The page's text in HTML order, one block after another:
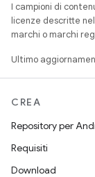
I campioni di
licenze descritte
marchi o marchi
Ultimo
CREA
Repository per
Requisiti
Download